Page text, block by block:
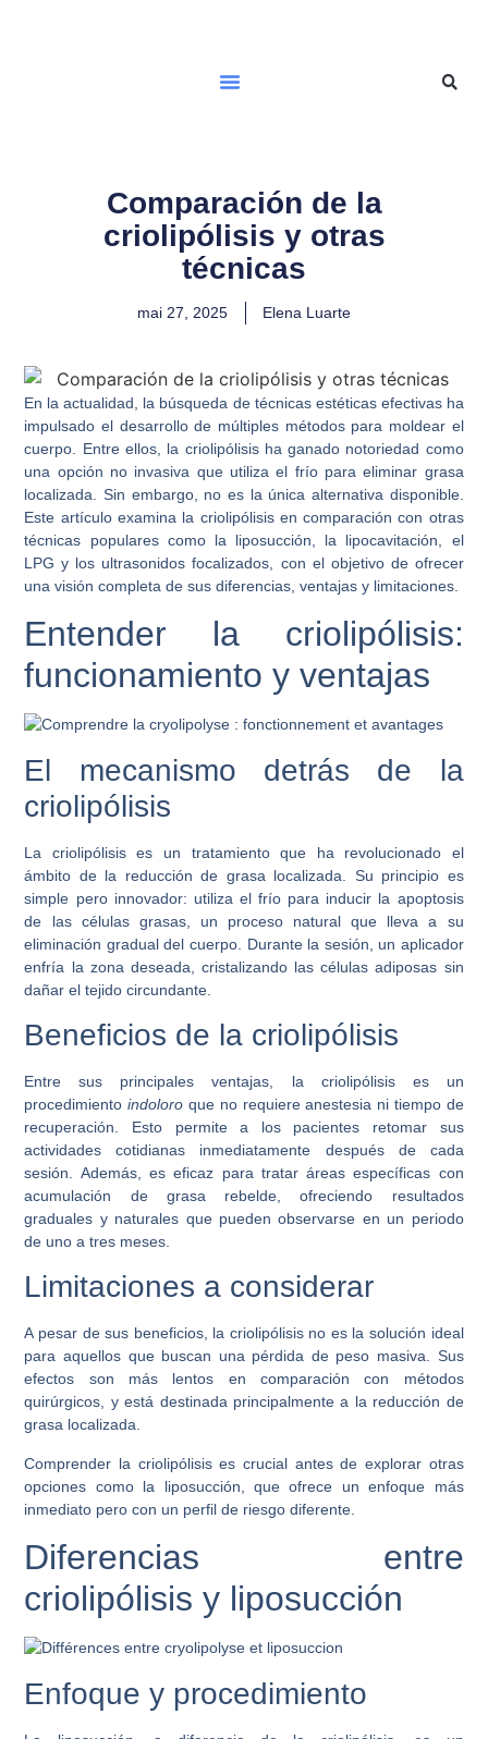
Comparación de la
criolipólisis y otras
técnicas
mai 27, 2025 Elena Luarte
En la actualidad, la búsqueda de técnicas estéticas efectivas ha
impulsado el desarrollo de múltiples métodos para moldear el
cuerpo. Entre ellos, la criolipólisis ha ganado notoriedad como
una opción no invasiva que utiliza el frío para eliminar grasa
localizada. Sin embargo, no es la única alternativa disponible.
Este artículo examina la criolipólisis en comparación con otras
técnicas populares como la liposucción, la lipocavitación, el
LPG y los ultrasonidos focalizados, con el objetivo de ofrecer
una visión completa de sus diferencias, ventajas y limitaciones.
Entender la criolipólisis:
funcionamiento y ventajas
El mecanismo detrás de la
criolipólisis
La criolipólisis es un tratamiento que ha revolucionado el
ámbito de la reducción de grasa localizada. Su principio es
simple pero innovador: utiliza el frío para inducir la apoptosis
de las células grasas, un proceso natural que lleva a su
eliminación gradual del cuerpo. Durante la sesión, un aplicador
enfría la zona deseada, cristalizando las células adiposas sin
dañar el tejido circundante.
Beneficios de la criolipólisis
Entre sus principales ventajas, la criolipólisis es un
procedimientoindoloro que no requiere anestesia ni tiempo de
recuperación. Esto permite a los pacientes retomar sus
actividades cotidianas inmediatamente después de cada
sesión. Además, es eficaz para tratar áreas específicas con
acumulación de grasa rebelde, ofreciendo resultados
graduales y naturales que pueden observarse en un periodo
de uno a tres meses.
Limitaciones a considerar
A pesar de sus beneficios, la criolipólisis no es la solución ideal
para aquellos que buscan una pérdida de peso masiva. Sus
efectos son más lentos en comparación con métodos
quirúrgicos, y está destinada principalmente a la reducción de
grasa localizada.
Comprender la criolipólisis es crucial antes de explorar otras
opciones como la liposucción, que ofrece un enfoque más
inmediato pero con un perfil de riesgo diferente.
Diferencias entre
criolipólisis y liposucción
Enfoque y procedimiento